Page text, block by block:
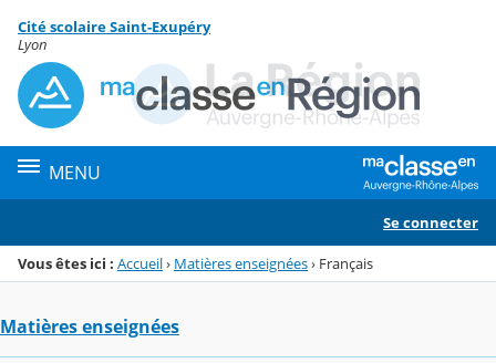
Menu de la rubrique
Contenu
Cité scolaire Saint-Exupéry
Lyon
MENU
Se connecter
Vous êtes ici : Accueil› Matières enseignées› Français
Matières enseignées